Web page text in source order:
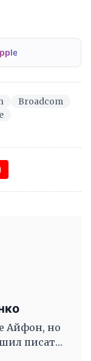
Broadcom
Айфон, но
писать